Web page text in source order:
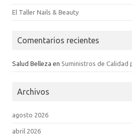
El Taller Nails & Beauty
Comentarios recientes
Salud Belleza en Suministros de Calidad
Archivos
agosto 2026
abril 2026